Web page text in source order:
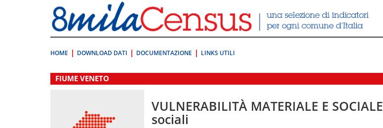
direttamente
a:
Contenuto
HOME DOWNLOAD DATI DOCUMENTAZIONE LINKS UTILI
.
FIUME VENETO
VULNERABILITÀ MATERIALE E SOCIALE
sociali